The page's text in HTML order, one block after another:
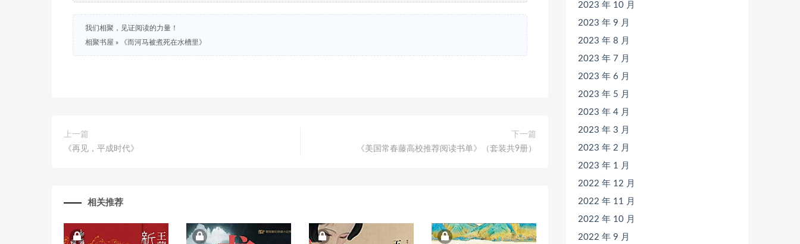
我们相聚，见证阅读的力量！
相聚书屋 » 《而河马被煮死在水槽里》
上一篇
《再见，平成时代》
下一篇
《美国常春藤高校推荐阅读书单》（套装共9册）
相关推荐
2023 年 10 月
2023 年 9 月
2023 年 8 月
2023 年 7 月
2023 年 6 月
2023 年 5 月
2023 年 4 月
2023 年 3 月
2023 年 2 月
2023 年 1 月
2022 年 12 月
2022 年 11 月
2022 年 10 月
2022 年 9 月